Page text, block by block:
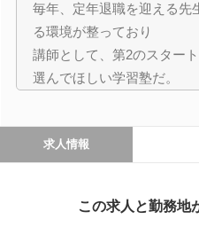
毎年、定年退職を迎える先
る環境が整っており
講師として、第2のスター
選んでほしい学習塾だ。
求人情報
この求人と勤務地